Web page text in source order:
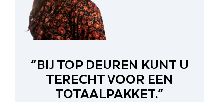
“BIJ TOP DEUREN KUNT U
TERECHT VOOR EEN
TOTAALPAKKET.”